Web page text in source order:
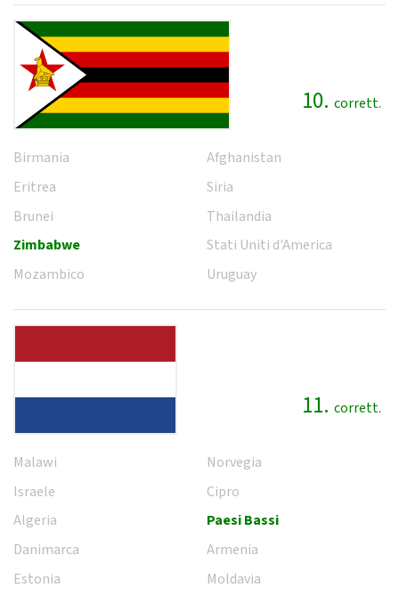
10. corrett.
Birmania
Eritrea
Brunei
Zimbabwe
Mozambico
Afghanistan
Siria
Thailandia
Stati Uniti d'America
Uruguay
11. corrett.
Malawi
Israele
Algeria
Danimarca
Estonia
Norvegia
Cipro
Paesi Bassi
Armenia
Moldavia